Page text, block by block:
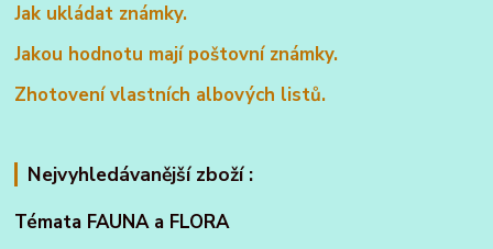
Jak ukládat známky.
Jakou hodnotu mají poštovní známky.
Zhotovení vlastních albových listů.
Nejvyhledávanější zboží :
Témata FAUNA a FLORA